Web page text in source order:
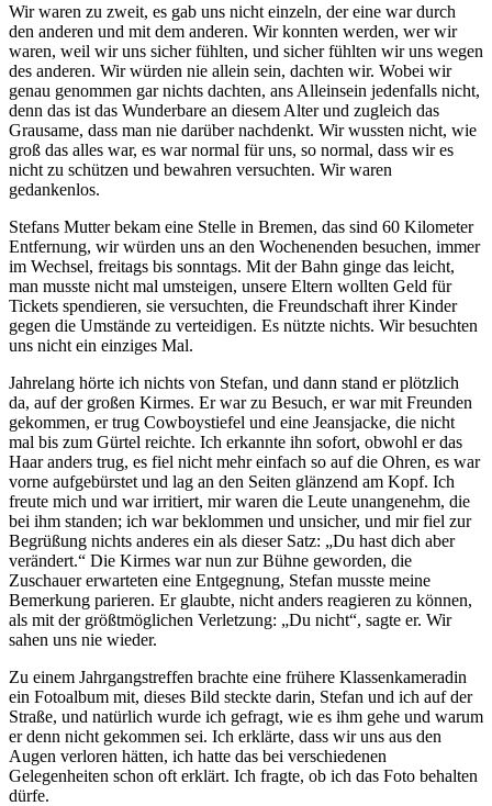
Wir waren zu zweit, es gab uns nicht einzeln, der eine war durch
den anderen und mit dem anderen. Wir konnten werden, wer wir
waren, weil wir uns sicher fühlten, und sicher fühlten wir uns wegen
des anderen. Wir würden nie allein sein, dachten wir. Wobei wir
genau genommen gar nichts dachten, ans Alleinsein jedenfalls nicht,
denn das ist das Wunderbare an diesem Alter und zugleich das
Grausame, dass man nie darüber nachdenkt. Wir wussten nicht, wie
groß das alles war, es war normal für uns, so normal, dass wir es
nicht zu schützen und bewahren versuchten. Wir waren
gedankenlos.
Stefans Mutter bekam eine Stelle in Bremen, das sind 60 Kilometer
Entfernung, wir würden uns an den Wochenenden besuchen, immer
im Wechsel, freitags bis sonntags. Mit der Bahn ginge das leicht,
man musste nicht mal umsteigen, unsere Eltern wollten Geld für
Tickets spendieren, sie versuchten, die Freundschaft ihrer Kinder
gegen die Umstände zu verteidigen. Es nützte nichts. Wir besuchten
uns nicht ein einziges Mal.
Jahrelang hörte ich nichts von Stefan, und dann stand er plötzlich
da, auf der großen Kirmes. Er war zu Besuch, er war mit Freunden
gekommen, er trug Cowboystiefel und eine Jeansjacke, die nicht
mal bis zum Gürtel reichte. Ich erkannte ihn sofort, obwohl er das
Haar anders trug, es fiel nicht mehr einfach so auf die Ohren, es war
vorne aufgebürstet und lag an den Seiten glänzend am Kopf. Ich
freute mich und war irritiert, mir waren die Leute unangenehm, die
bei ihm standen; ich war beklommen und unsicher, und mir fiel zur
Begrüßung nichts anderes ein als dieser Satz: „Du hast dich aber
verändert.“ Die Kirmes war nun zur Bühne geworden, die
Zuschauer erwarteten eine Entgegnung, Stefan musste meine
Bemerkung parieren. Er glaubte, nicht anders reagieren zu können,
als mit der größtmöglichen Verletzung: „Du nicht“, sagte er. Wir
sahen uns nie wieder.
Zu einem Jahrgangstreffen brachte eine frühere Klassenkameradin
ein Fotoalbum mit, dieses Bild steckte darin, Stefan und ich auf der
Straße, und natürlich wurde ich gefragt, wie es ihm gehe und warum
er denn nicht gekommen sei. Ich erklärte, dass wir uns aus den
Augen verloren hätten, ich hatte das bei verschiedenen
Gelegenheiten schon oft erklärt. Ich fragte, ob ich das Foto behalten
dürfe.